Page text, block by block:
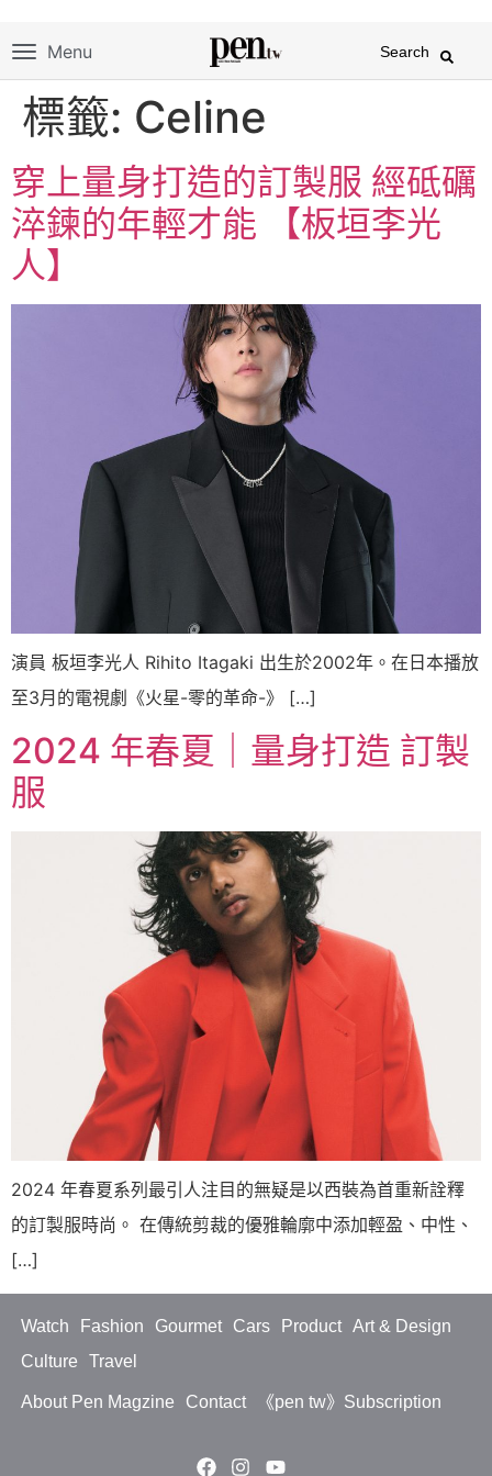
Menu Search
標籤: Celine
穿上量身打造的訂製服 經砥礪
淬鍊的年輕才能 【板垣李光
人】
演員 板垣李光人 Rihito Itagaki 出生於2002年。在日本播放
至3月的電視劇《火星-零的革命-》 […]
2024 年春夏｜量身打造 訂製
服
2024 年春夏系列最引人注目的無疑是以西裝為首重新詮釋
的訂製服時尚。 在傳統剪裁的優雅輪廓中添加輕盈、中性、
[…]
Watch Fashion Gourmet Cars Product
Art & Design
Culture
Travel
About Pen Magzine Contact 《pen tw》Subscription